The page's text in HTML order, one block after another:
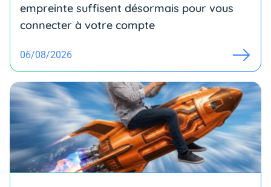
empreinte suffisent désormais pour vous
connecter à votre compte
06/08/2026